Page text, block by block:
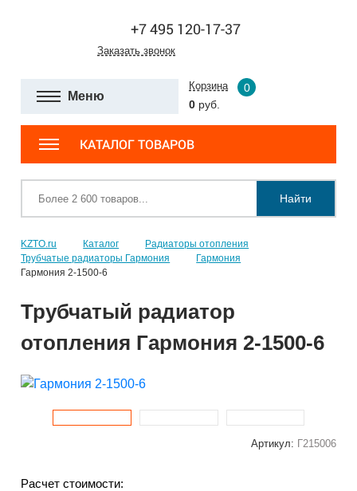
+7 495 120-17-37
Заказать звонок
Меню
Корзина
0
0 руб.
КАТАЛОГ ТОВАРОВ
Найти
KZTO.ru Каталог
Радиаторы отопления
Трубчатые радиаторы Гармония
Гармония
Гармония 2-1500-6
Трубчатый радиатор
отопления Гармония 2-1500-6
Артикул: Г215006
Расчет стоимости: